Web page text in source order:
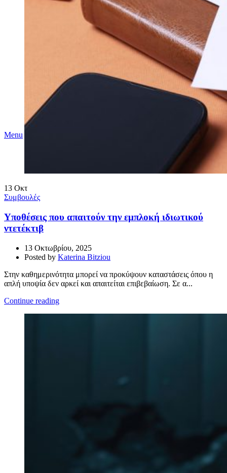
Menu
13 Οκτ
Συμβουλές
Υποθέσεις που απαιτούν την εμπλοκή ιδιωτικού
ντετέκτιβ
13 Οκτωβρίου, 2025
Posted by Katerina Bitziou
Στην καθημερινότητα μπορεί να προκύψουν καταστάσεις όπου η
απλή υποψία δεν αρκεί και απαιτείται επιβεβαίωση. Σε α...
Continue reading